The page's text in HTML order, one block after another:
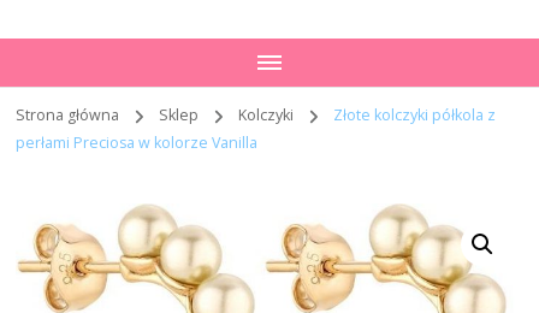
Strona główna Sklep Kolczyki
Złote kolczyki półkola z
perłami Preciosa w kolorze Vanilla